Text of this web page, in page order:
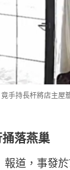
手持長杆將店主屋
落燕巢
報道，事發